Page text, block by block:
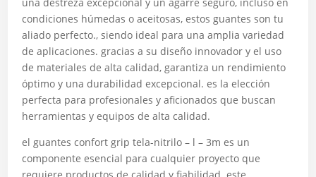
condiciones húmedas o aceitosas, estos guantes son tu
aliado perfecto., siendo ideal para una amplia variedad
de aplicaciones. gracias a su diseño innovador y el uso
de materiales de alta calidad, garantiza un rendimiento
óptimo y una durabilidad excepcional. es la elección
perfecta para profesionales y aficionados que buscan
herramientas y equipos de alta calidad.
el guantes confort grip tela-nitrilo – l – 3m es un
componente esencial para cualquier proyecto que